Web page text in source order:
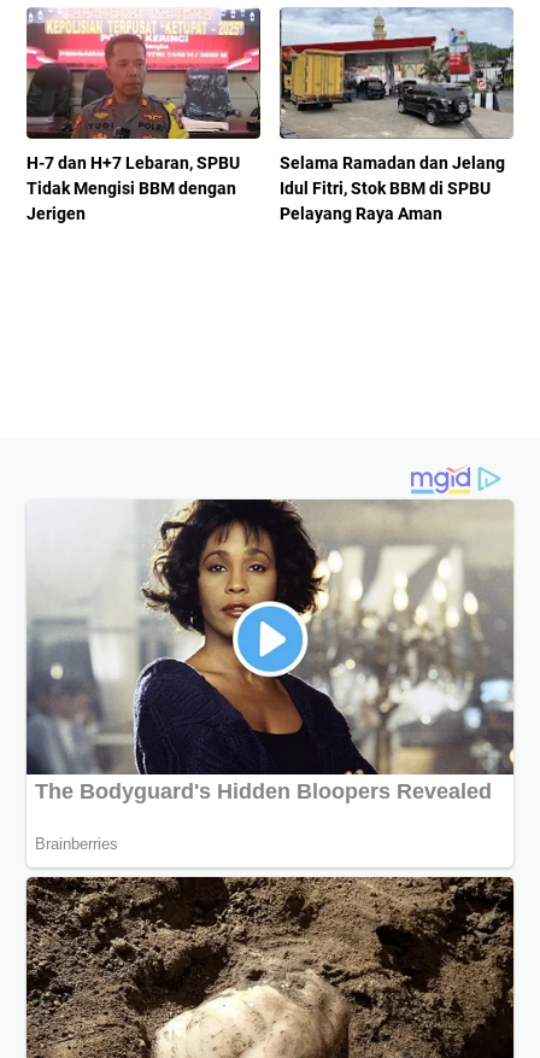
H-7 dan H+7 Lebaran, SPBU
Tidak Mengisi BBM dengan
Jerigen
Selama Ramadan dan Jelang
Idul Fitri, Stok BBM di SPBU
Pelayang Raya Aman